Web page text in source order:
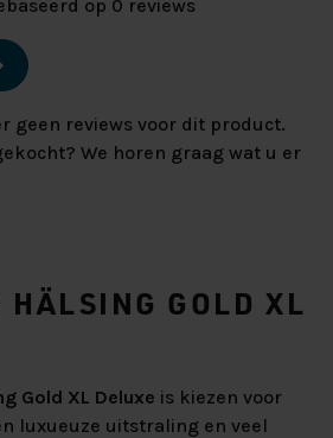
op 0 reviews
geen reviews voor dit product.
We horen graag wat u er
HÄLSING GOLD XL
Gold XL Deluxe is kiezen voor
luxueuze uitstraling en veel